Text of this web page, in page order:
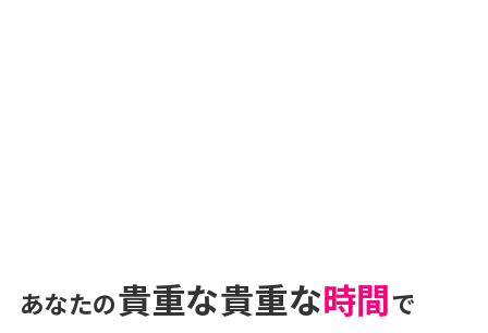
あなたの貴重な貴重な時間で